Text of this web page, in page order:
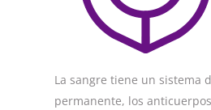
La sangre tiene un sistema
permanente, los